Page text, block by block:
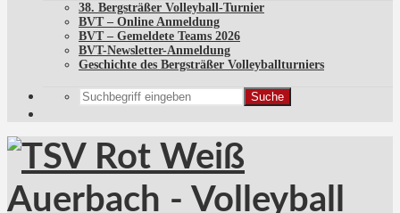
38. Bergsträßer Volleyball-Turnier
BVT – Online Anmeldung
BVT – Gemeldete Teams 2026
BVT-Newsletter-Anmeldung
Geschichte des Bergsträßer Volleyballturniers
Suche